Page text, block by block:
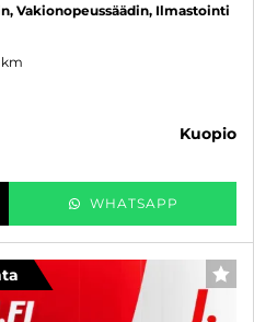
Vakionopeussäädin, Ilmastointi
km
kuopio
WHATSAPP